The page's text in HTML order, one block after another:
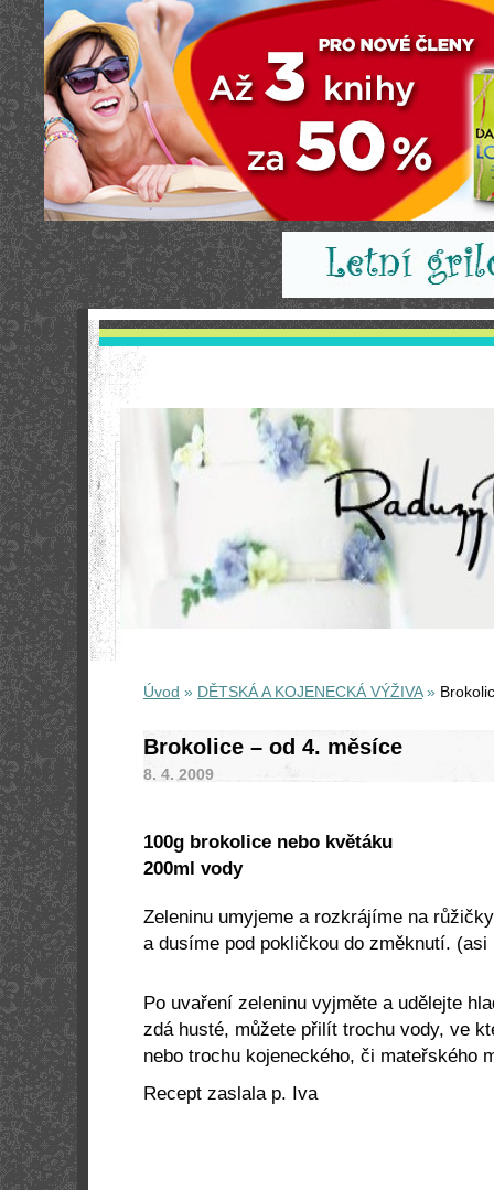
Úvod » DĚTSKÁ A KOJENECKÁ VÝŽIVA»
Brokolice – od 4. měsíce
8. 4. 2009
100g brokolice nebo květáku
200ml vody
Zeleninu umyjeme a rozkrájíme na
a dusíme pod pokličkou do změknutí. (asi
Po uvaření zeleninu vyjměte a udělejte
zdá husté, můžete přilít trochu vody, ve
nebo trochu kojeneckého, či mateřského
Recept zaslala p. Iva